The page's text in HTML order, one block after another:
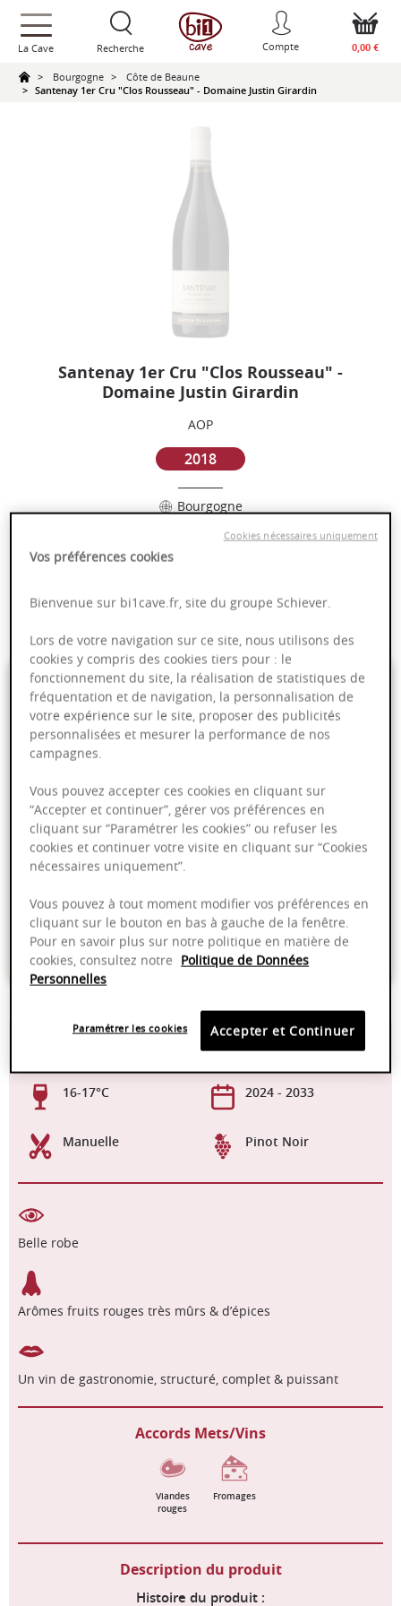
text.skipToContent
text.skipToNavigation
La Cave Recherche Compte 0,00 €
Bourgogne
Côte de Beaune
Santenay 1er Cru "Clos Rousseau" - Domaine Justin Girardin
Santenay 1er Cru "Clos Rousseau" -
Domaine Justin Girardin
AOP
2018
Bourgogne
Puissant
Epicé
29,00 €
75cl - soit 38,67 € / L
PRODUIT INDISPONIBLE
Emballage anti-casse
Paiement sécurisé
13,00%
Fûts de chêne
Français
16-17°C 2024 - 2033
Manuelle Pinot Noir
Belle robe
Arômes fruits rouges très mûrs & d’épices
Un vin de gastronomie, structuré, complet & puissant
Accords Mets/Vins
Viandes
rouges
Fromages
Description du produit
Histoire du produit :
Vos préférences cookies
Bienvenue sur bi1cave.fr, site du groupe Schiever.
Lors de votre navigation sur ce site, nous utilisons des
cookies y compris des cookies tiers pour : le
fonctionnement du site, la réalisation de statistiques de
fréquentation et de navigation, la personnalisation de
votre expérience sur le site, proposer des publicités
personnalisées et mesurer la performance de nos
campagnes.
Vous pouvez accepter ces cookies en cliquant sur
“Accepter et continuer”, gérer vos préférences en
cliquant sur “Paramétrer les cookies” ou refuser les
cookies et continuer votre visite en cliquant sur “Cookies
nécessaires uniquement”.
Vous pouvez à tout moment modifier vos préférences en
cliquant sur le bouton en bas à gauche de la fenêtre.
Pour en savoir plus sur notre politique en matière de
cookies, consultez notre Politique de Données
Personnelles
Accepter et Continuer
Paramétrer les cookies
Cookies nécessaires uniquement